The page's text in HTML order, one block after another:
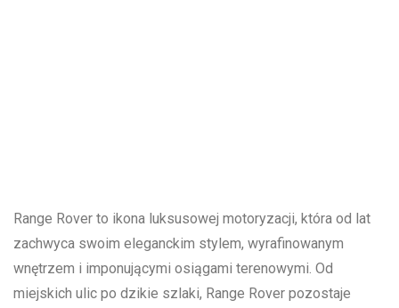
Range Rover to ikona luksusowej motoryzacji, która od lat
zachwyca swoim eleganckim stylem, wyrafinowanym
wnętrzem i imponującymi osiągami terenowymi. Od
miejskich ulic po dzikie szlaki, Range Rover pozostaje